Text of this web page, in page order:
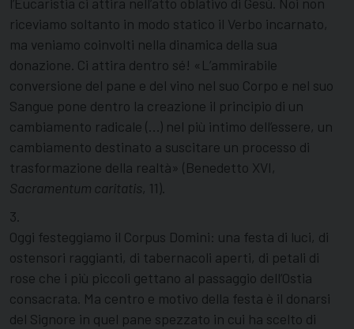
riceviamo soltanto in modo statico il Verbo incarnato,
ma veniamo coinvolti nella dinamica della sua
donazione. Ci attira dentro sé! «L’ammirabile
conversione del pane e del vino nel suo Corpo e nel suo
Sangue pone dentro la creazione il principio di un
cambiamento radicale (…) nel più intimo dell’essere, un
cambiamento destinato a suscitare un processo di
trasformazione della realtà» (Benedetto XVI,
Sacramentum caritatis, 11).
3.
Oggi festeggiamo il Corpus Domini: una festa di luci, di
ostensori raggianti, di tabernacoli aperti, di petali di
rose che i più piccoli gettano al passaggio dell’Ostia
consacrata. Ma centro e motivo della festa è il donarsi
del Signore in quel pane spezzato in cui ha scelto di